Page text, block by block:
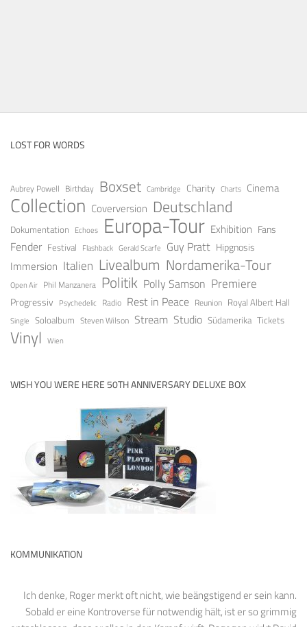
LOST FOR WORDS
Aubrey Powell Birthday Boxset Cambridge Charity Charts Cinema
Collection Coverversion Deutschland
Dokumentation Echoes Europa-Tour Exhibition Fans
Fender Festival Flashback Gerald Scarfe Guy Pratt Hipgnosis
Immersion Italien Livealbum Nordamerika-Tour
Open Air Phil Manzanera Politik Polly Samson Premiere
Progressiv Psychedelic Radio Rest in Peace Reunion Royal Albert Hall
Single Soloalbum Steven Wilson Stream Studio Südamerika Tickets
Vinyl Wien
WISH YOU WERE HERE 50TH ANNIVERSARY DELUXE BOX
KOMMUNIKATION
Ich denke, Roger merkt oft nicht, wie beängstigend er sein kann.
Sobald er eine Kontroverse für notwendig hält, ist er so grimmig